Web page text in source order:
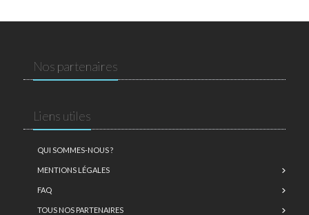
Nos partenaires
Liens utiles
QUI SOMMES-NOUS ?
MENTIONS LÉGALES
FAQ
TOUS NOS PARTENAIRES